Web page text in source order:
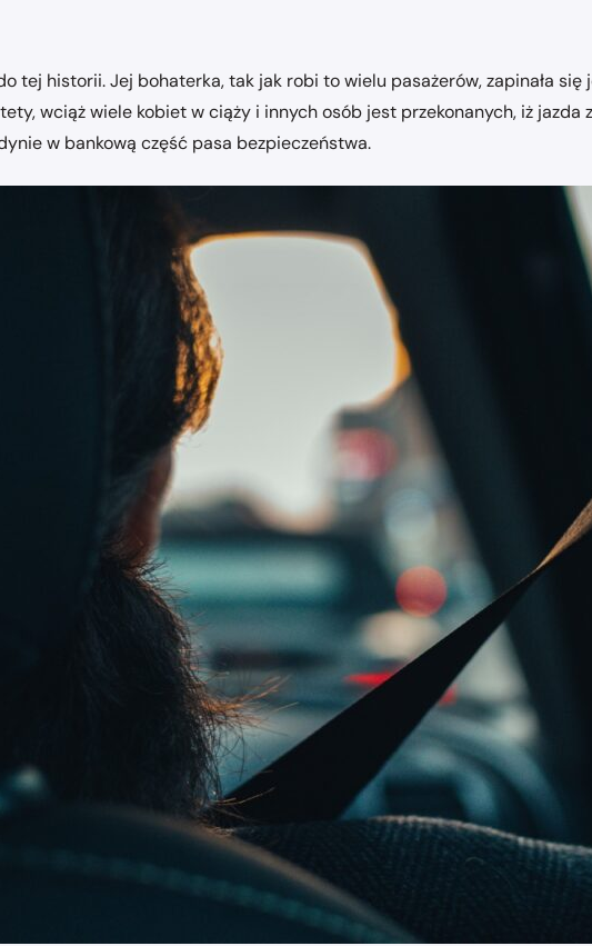
tej historii. Jej bohaterka, tak jak robi to wielu pasażerów, zapinała
wciąż wiele kobiet w ciąży i innych osób jest przekonanych, iż
w bankową część pasa bezpieczeństwa.